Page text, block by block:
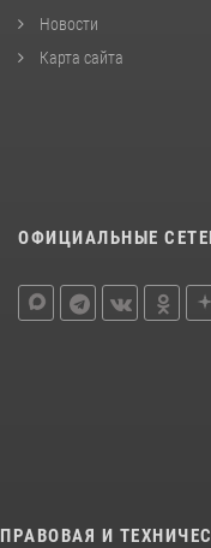
Новости
Карта сайта
ОФИЦИАЛЬНЫЕ
ПРАВОВАЯ И